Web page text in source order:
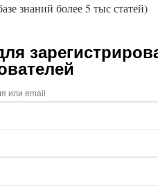
знаний более 5 тыс статей)
или email